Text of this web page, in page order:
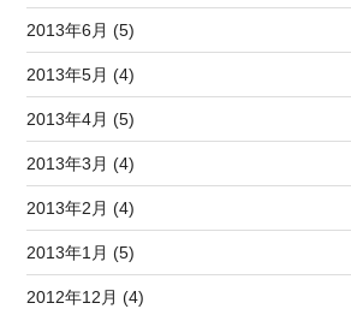
2013年6月 (5)
2013年5月 (4)
2013年4月 (5)
2013年3月 (4)
2013年2月 (4)
2013年1月 (5)
2012年12月 (4)